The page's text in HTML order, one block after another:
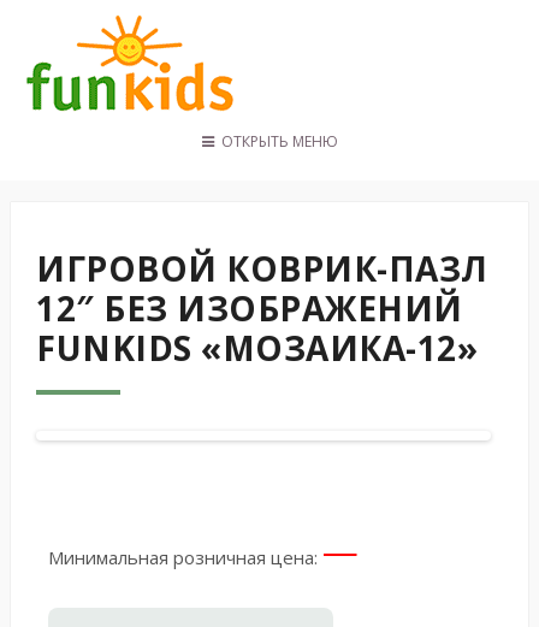
КОНТАКТЫ
ОТКРЫТЬ МЕНЮ
ИГРОВОЙ КОВРИК-ПАЗЛ
12″ БЕЗ ИЗОБРАЖЕНИЙ
FUNKIDS «МОЗАИКА-12»
Минимальная розничная цена: —